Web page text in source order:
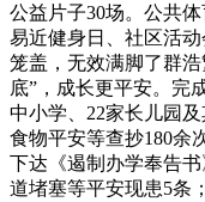
公益片子30场。公共
易近健身日、社区活
笼盖，无效满脚了群
底”，成长更平安。完
中小学、22家长儿园
食物平安等查抄180余
下达《遏制办学奉告
道堵塞等平安现患5条